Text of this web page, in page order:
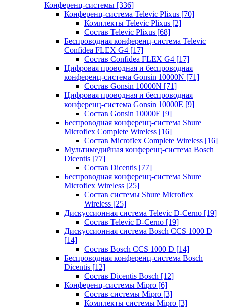
Конференц-системы [336]
Конференц-система Televic Plixus [70]
Комплекты Televic Plixus [2]
Состав Televic Plixus [68]
Беспроводная конференц-система Televic
Confidea FLEX G4 [17]
Состав Confidea FLEX G4 [17]
Цифровая проводная и беспроводная
конференц-система Gonsin 10000N [71]
Состав Gonsin 10000N [71]
Цифровая проводная и беспроводная
конференц-система Gonsin 10000E [9]
Состав Gonsin 10000E [9]
Беспроводная конференц-система Shure
Microflex Complete Wireless [16]
Состав Microflex Complete Wireless [16]
Мультимедийная конференц-система Bosch
Dicentis [77]
Состав Dicentis [77]
Беспроводная конференц-система Shure
Microflex Wireless [25]
Состав системы Shure Microflex
Wireless [25]
Дискуссионная система Televic D-Cerno [19]
Состав Televic D-Cerno [19]
Дискуссионная система Bosch CCS 1000 D
[14]
Состав Bosch CCS 1000 D [14]
Беспроводная конференц-система Bosch
Dicentis [12]
Состав Dicentis Bosch [12]
Конференц-системы Mipro [6]
Состав системы Mipro [3]
Комплекты системы Mipro [3]